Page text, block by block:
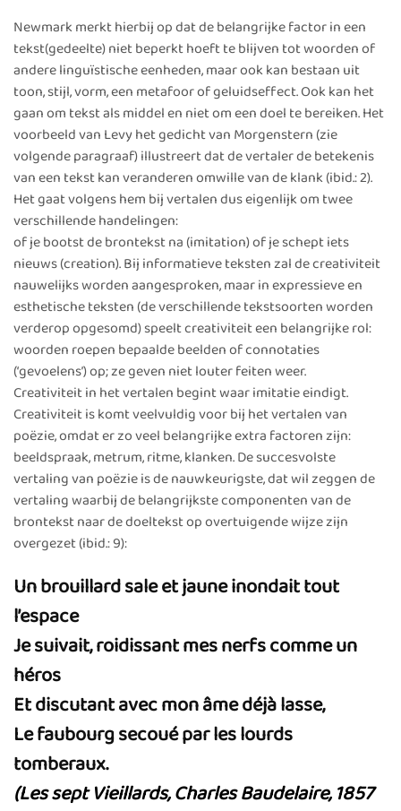
Newmark merkt hierbij op dat de belangrijke factor in een
tekst(gedeelte) niet beperkt hoeft te blijven tot woorden of
andere linguïstische eenheden, maar ook kan bestaan uit
toon, stijl, vorm, een metafoor of geluidseffect. Ook kan het
gaan om tekst als middel en niet om een doel te bereiken. Het
voorbeeld van Levy het gedicht van Morgenstern (zie
volgende paragraaf) illustreert dat de vertaler de betekenis
van een tekst kan veranderen omwille van de klank (ibid.: 2).
Het gaat volgens hem bij vertalen dus eigenlijk om twee
verschillende handelingen:
of je bootst de brontekst na (imitation) of je schept iets
nieuws (creation). Bij informatieve teksten zal de creativiteit
nauwelijks worden aangesproken, maar in expressieve en
esthetische teksten (de verschillende tekstsoorten worden
verderop opgesomd) speelt creativiteit een belangrijke rol:
woorden roepen bepaalde beelden of connotaties
(‘gevoelens’) op; ze geven niet louter feiten weer.
Creativiteit in het vertalen begint waar imitatie eindigt.
Creativiteit is komt veelvuldig voor bij het vertalen van
poëzie, omdat er zo veel belangrijke extra factoren zijn:
beeldspraak, metrum, ritme, klanken. De succesvolste
vertaling van poëzie is de nauwkeurigste, dat wil zeggen de
vertaling waarbij de belangrijkste componenten van de
brontekst naar de doeltekst op overtuigende wijze zijn
overgezet (ibid.: 9):
Un brouillard sale et jaune inondait tout
l’espace
Je suivait, roidissant mes nerfs comme un
héros
Et discutant avec mon âme déjà lasse,
Le faubourg secoué par les lourds
tomberaux.
(Les sept Vieillards, Charles Baudelaire, 1857